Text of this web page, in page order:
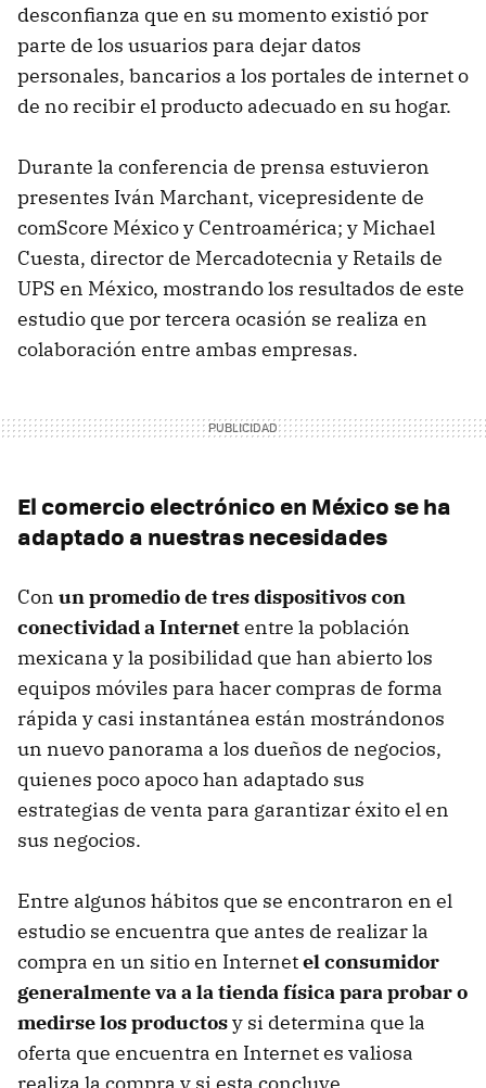
desconfianza que en su momento existió por
parte de los usuarios para dejar datos
personales, bancarios a los portales de internet o
de no recibir el producto adecuado en su hogar.
Durante la conferencia de prensa estuvieron
presentes Iván Marchant, vicepresidente de
comScore México y Centroamérica; y Michael
Cuesta, director de Mercadotecnia y Retails de
UPS en México, mostrando los resultados de este
estudio que por tercera ocasión se realiza en
colaboración entre ambas empresas.
El comercio electrónico en México se ha
adaptado a nuestras necesidades
Con un promedio de tres dispositivos con
conectividad a Internetentre la población
mexicana y la posibilidad que han abierto los
equipos móviles para hacer compras de forma
rápida y casi instantánea están mostrándonos
un nuevo panorama a los dueños de negocios,
quienes poco apoco han adaptado sus
estrategias de venta para garantizar éxito el en
sus negocios.
Entre algunos hábitos que se encontraron en el
estudio se encuentra que antes de realizar la
compra en un sitio en Internetel consumidor
generalmente va a la tienda física para probar o
medirse los productosy si determina que la
oferta que encuentra en Internet es valiosa